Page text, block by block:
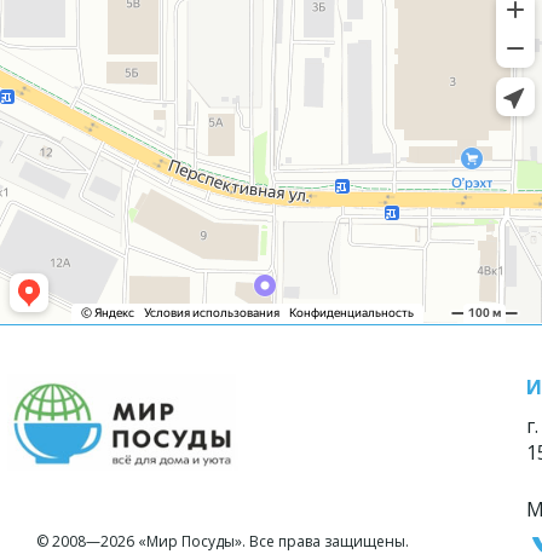
© 2008—2026 «Мир Посуды». Все права защищены.